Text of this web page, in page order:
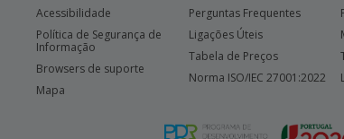
Acessibilidade
Política de Segurança de
Informação
Browsers de suporte
Mapa
Perguntas Frequentes
Ligações Úteis
Tabela de Preços
Norma ISO/IEC 27001:2022